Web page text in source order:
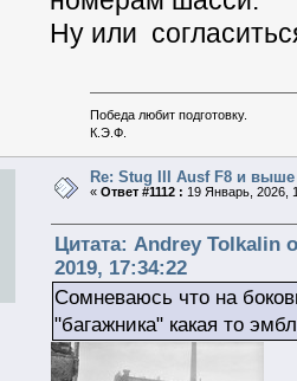
Ну или
Победа любит подготовку.
К.Э.Ф.
Re: Stug III Ausf F8 и выше
« Ответ #1112 : 19 Январь, 2026,
Цитата: Andrey Tolkalin
2019, 17:34:22
Сомневаюсь что на
"багажника" какая то